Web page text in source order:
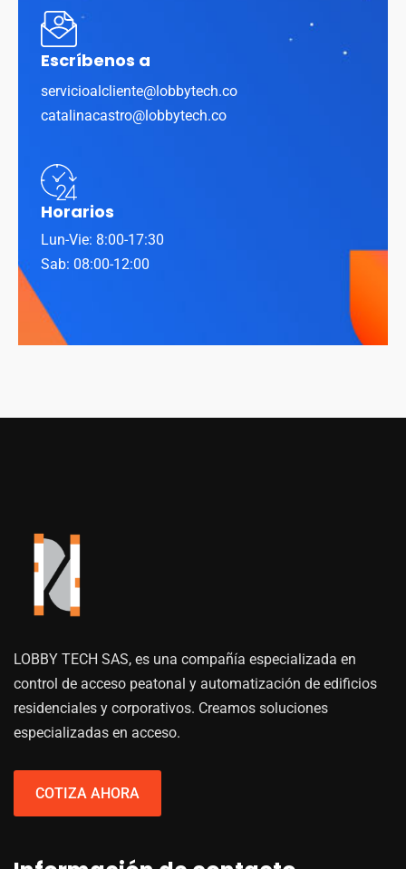
Escríbenos a
servicioalcliente@lobbytech.co
catalinacastro@lobbytech.co
Horarios
Lun-Vie: 8:00-17:30
Sab: 08:00-12:00
LOBBY TECH SAS, es una compañía especializada en
control de acceso peatonal y automatización de edificios
residenciales y corporativos. Creamos soluciones
especializadas en acceso.
COTIZA AHORA